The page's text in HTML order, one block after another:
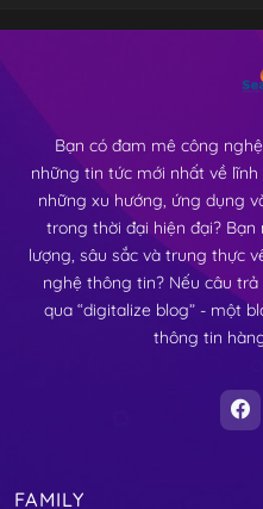
Bạn có đam mê công
những tin tức mới nhất về
những xu hướng, ứng dụng
trong thời đại hiện đại?
lượng, sâu sắc và trung thực
nghệ thông tin? Nếu câu
qua “digitalize blog” - một
thông tin
FAMILY